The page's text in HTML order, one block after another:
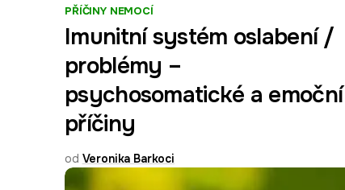
PŘÍČINY NEMOCÍ
Imunitní systém oslabení /
problémy –
psychosomatické a emoční
příčiny
od Veronika Barkoci